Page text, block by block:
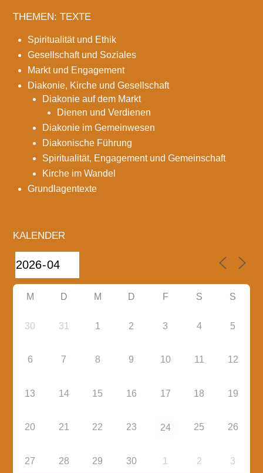
THEMEN: TEXTE
Spiritualität und Ethik
Gesellschaft und Soziales
Markt und Engagement
Diakonie, Kirche und Gesellschaft
Diakonie auf dem Markt
Dienen und Verdienen
Diakonie im Gemeinwesen
Diakonische Führung
Spiritualität, Engagement und Gemeinschaft
Kirche im Wandel
Grundlagentexte
KALENDER
M D M D F S S
30 31 1 2 3 4 5
6 7 8 9 10 11 12
13 14 15 16 17 18 19
20 21 22 23 24 25 26
27 28 29 30 1 2 3